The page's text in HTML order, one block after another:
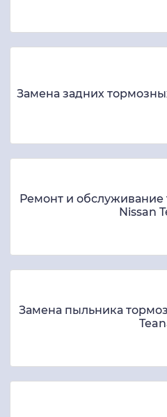
Замена задних
Ремонт и обслуживание
Nissan
Замена пыльника